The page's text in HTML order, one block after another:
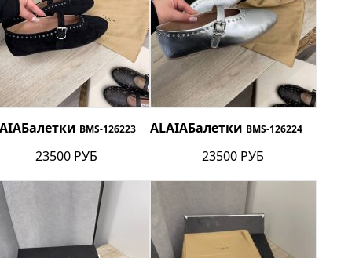
Балетки BMS-126223
23500 РУБ
Балетки
ALAIA BMS-126224
23500 РУБ